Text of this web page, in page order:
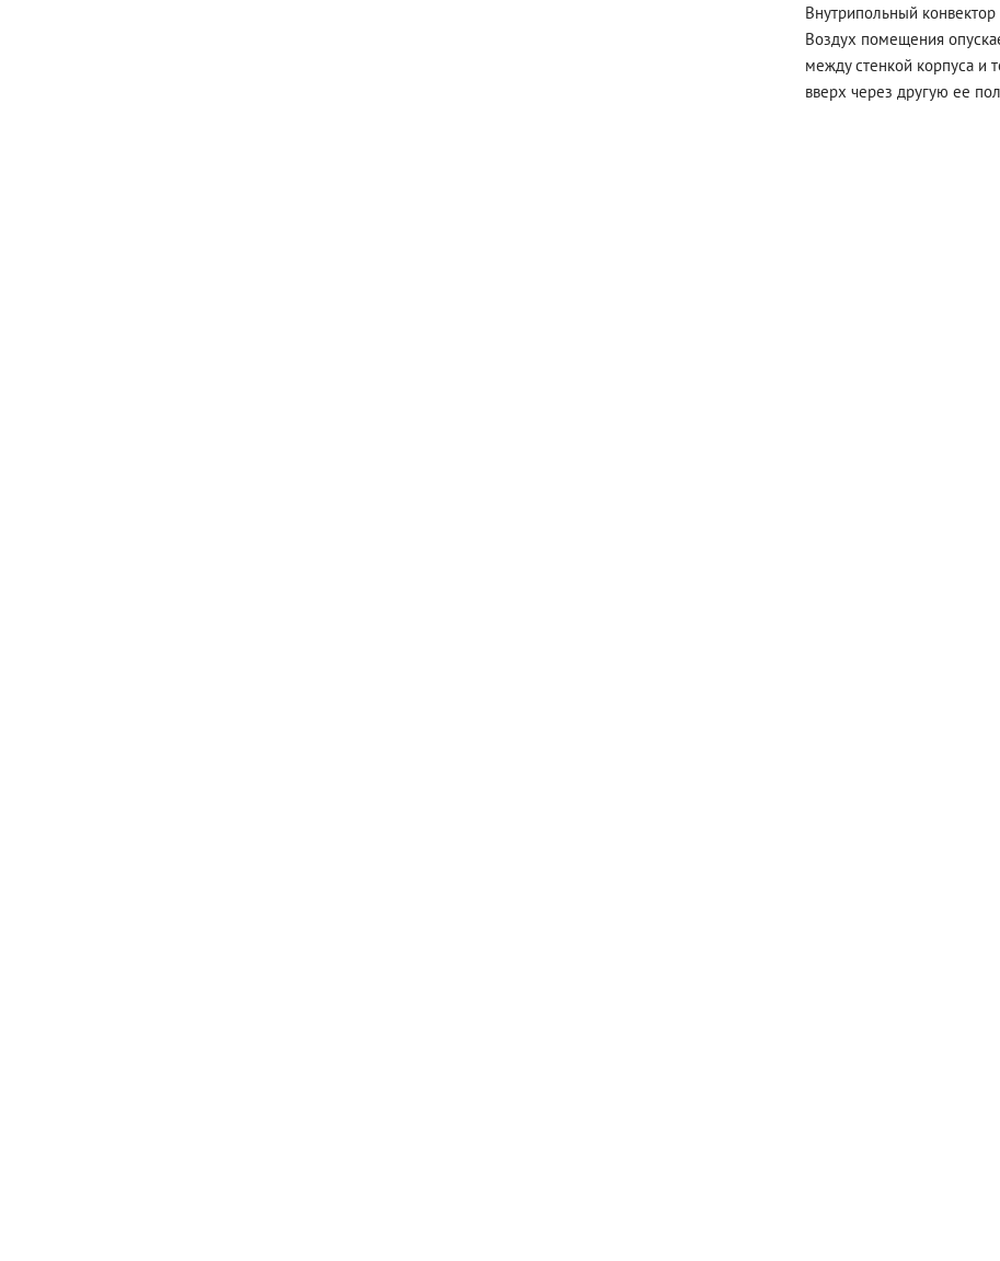
Внутрипольный
Воздух помещения
между стенкой корпуса и
вверх через другую ее